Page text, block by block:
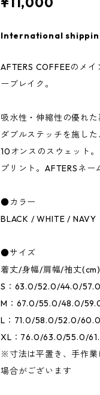
International
AFTERS COFFEEのメ
ーブレイク。
吸水性・伸縮性の優れ
ダブルステッチを施し
10オンスのスウェット
プリント。AFTERSネー
●カラー
BLACK / WHITE / NAVY
●サイズ
着丈/身幅/肩幅/袖丈(cm)
S：63.0/52.0/44.0/57.0
M：67.0/55.0/48.0/
L：71.0/58.0/52.0/60.0
XL：76.0/63.0/55.0/
※寸法は平置き、手作
場合がございます